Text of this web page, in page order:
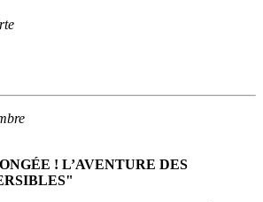
! L’AVENTURE DES